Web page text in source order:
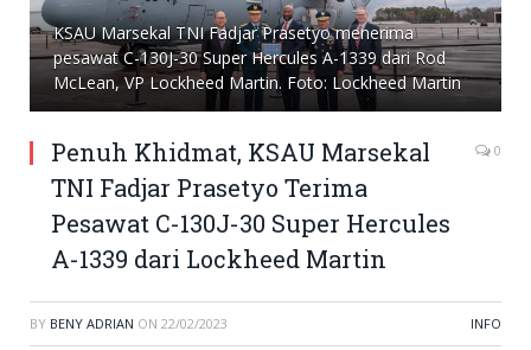
KSAU Marsekal TNI Fadjar Prasetyo menerima
pesawat C-130J-30 Super Hercules A-1339 dari Rod
McLean, VP Lockheed Martin. Foto: Lockheed Martin
Penuh Khidmat, KSAU Marsekal
TNI Fadjar Prasetyo Terima
Pesawat C-130J-30 Super Hercules
A-1339 dari Lockheed Martin
0
BY BENY ADRIAN ON 22/02/2023 INFO